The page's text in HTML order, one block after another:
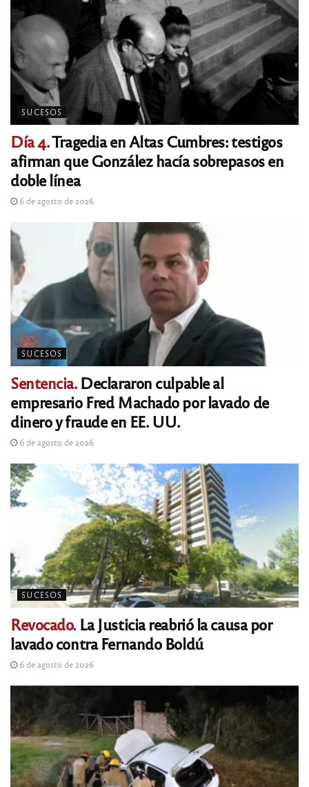
SUCESOS
Día 4.Tragedia en Altas Cumbres: testigos
afirman que González hacía sobrepasos en
doble línea
6 de agosto de 2026
SUCESOS
Sentencia.Declararon culpable al
empresario Fred Machado por lavado de
dinero y fraude en EE. UU.
6 de agosto de 2026
SUCESOS
Revocado. La Justicia reabrió la causa por
lavado contra Fernando Boldú
6 de agosto de 2026